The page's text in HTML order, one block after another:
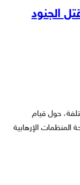
الجنود
حول قيام
المنظمات الإرهابية